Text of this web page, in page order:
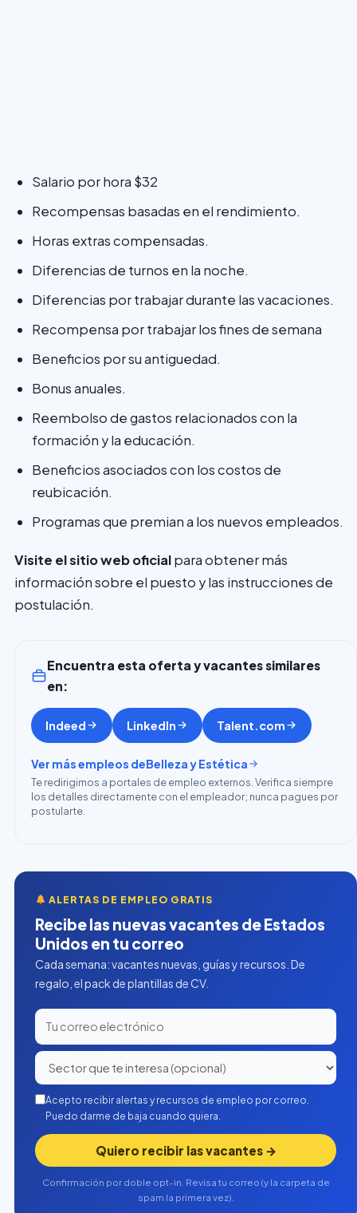
Salario por hora $32
Recompensas basadas en el rendimiento.
Horas extras compensadas.
Diferencias de turnos en la noche.
Diferencias por trabajar durante las vacaciones.
Recompensa por trabajar los fines de semana
Beneficios por su antiguedad.
Bonus anuales.
Reembolso de gastos relacionados con la
formación y la educación.
Beneficios asociados con los costos de
reubicación.
Programas que premian a los nuevos empleados.
Visite el sitio web oficialpara obtener más
información sobre el puesto y las instrucciones de
postulación.
Encuentra esta oferta y vacantes similares
en:
Indeed LinkedIn Talent.com
Ver más empleos deBelleza y Estética
Te redirigimos a portales de empleo externos. Verifica siempre
los detalles directamente con el empleador; nunca pagues por
postularte.
ALERTAS DE EMPLEO GRATIS
Recibe las nuevas vacantes de Estados
Unidos en tu correo
Cada semana: vacantes nuevas, guías y recursos. De
regalo, el pack de plantillas de CV.
Acepto recibir alertas y recursos de empleo por correo.
Puedo darme de baja cuando quiera.
Quiero recibir las vacantes →
Confirmación por doble opt-in. Revisa tu correo (y la carpeta de
spam la primera vez).